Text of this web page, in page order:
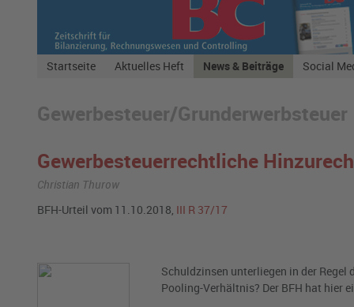
Startseite Aktuelles Heft News & Beiträge Social
Gewerbesteuer/Grunderwerbsteuer
Gewerbesteuerrechtliche
Christian Thurow
BFH-Urteil vom 11.10.2018, III R 37/17
Schuldzinsen unterliegen in der Regel
Pooling-Verhältnis? Der BFH hat hier